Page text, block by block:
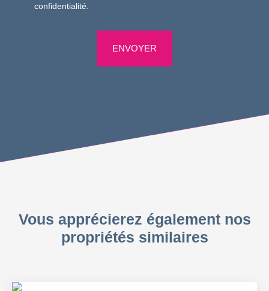
confidentialité
ENVOYER
Vous apprécierez également nos
propriétés similaires